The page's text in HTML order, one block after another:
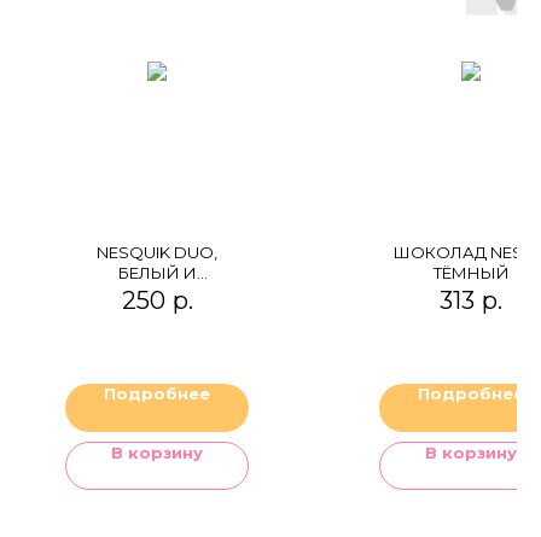
NESQUIK DUO,
БЕЛЫЙ И
МОЛОЧНЫЙ
ШОКОЛАД
250 р.
Подробнее
В корзину
ШОКОЛАД
ТЁМНЫЙ
313 р.
Подробнее
В корзину